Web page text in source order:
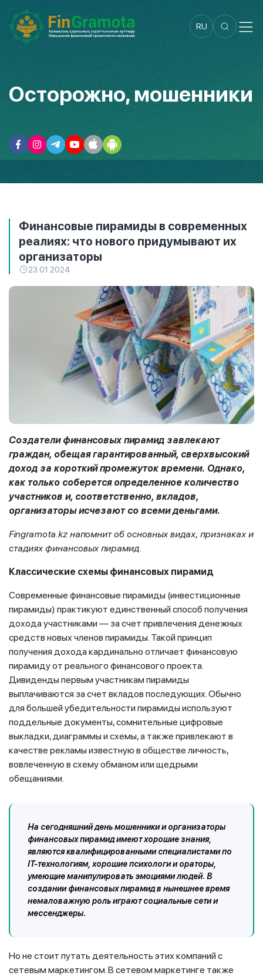
RU
Осторожно, мошенники
Финансовые пирамиды в современных
реалиях: что нового придумывают их
организаторы
23.01.2024
Создатели финансовых пирамид завлекают
граждан, обещая гарантированный, сверхвысокий
доход за короткий промежуток времени. Однако,
как только соберется определенное количество
участников и, соответственно, вкладов,
организаторы исчезают со всеми деньгами.
Fingramota.kz напомнит об основных видах, признаках и
стадиях финансовых пирамид.
Классические схемы финансовых пирамид
Современные финансовые пирамиды (инвестиционные
пирамиды) практикуют единственный способ получения
дохода участниками — за счет привлечения денежных
средств новых членов пирамиды. Такой принцип
получения дохода кардинально отличает финансовую
пирамиду от реального финансового проекта.
Дивиденды первым участникам пирамиды
выплачиваются за счет вкладов последующих. Обычно
для большей убедительности пирамиды используют
поддельные документы, сомнительные цифровые
выкладки, диаграммы и схемы, а также привлекают в
качестве рекламы известную в обществе личность,
вовлеченную в схему обманом или щедрыми
обещаниями.
На сегодняшний день мошенники и организаторы
финансовых пирамид имеют хорошие знания,
являются квалифицированными специалистами по
IT-технологиям, хорошие психологи и ораторы,
умеющие манипулировать эмоциями людей. В
создании финансовых пирамид в нынешнее время
немаловажную роль играют социальные сети и
мессенджеры.
Но не стоит путать деятельность этих компаний с
сетевым маркетингом. В сетевом маркетинге также